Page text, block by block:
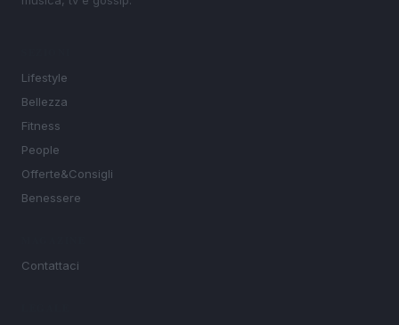
Lifestyle
Bellezza
Fitness
People
Offerte&Consigli
Benessere
Contattaci